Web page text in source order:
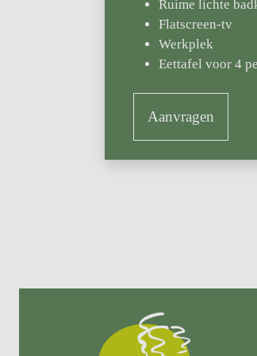
Ruime lichte
Flatscreen-tv
Werkplek
Eettafel voor 4
Aanvragen